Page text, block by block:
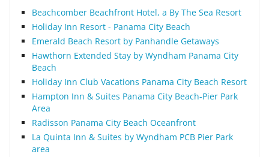
Beachcomber Beachfront Hotel, a By The Sea Resort
Holiday Inn Resort - Panama City Beach
Emerald Beach Resort by Panhandle Getaways
Hawthorn Extended Stay by Wyndham Panama City
Beach
Holiday Inn Club Vacations Panama City Beach Resort
Hampton Inn & Suites Panama City Beach-Pier Park
Area
Radisson Panama City Beach Oceanfront
La Quinta Inn & Suites by Wyndham PCB Pier Park
area